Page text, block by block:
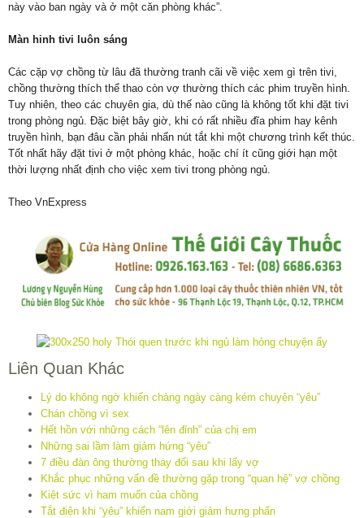
này vào ban ngày và ở một căn phòng khác”.
Màn hinh tivi luôn sáng
Các cặp vợ chồng từ lâu đã thường tranh cãi về việc xem gì trên tivi,
chồng thường thích thể thao còn vợ thường thích các phim truyền hình.
Tuy nhiên, theo các chuyên gia, dù thế nào cũng là không tốt khi đặt tivi
trong phòng ngủ. Đặc biệt bây giờ, khi có rất nhiều đĩa phim hay kênh
truyền hình, bạn đâu cần phải nhấn nút tắt khi một chương trình kết thúc.
Tốt nhất hãy đặt tivi ở một phòng khác, hoặc chí ít cũng giới hạn một
thời lượng nhất định cho việc xem tivi trong phòng ngủ.
Theo VnExpress
Liên Quan Khác
Lý do không ngờ khiến chàng ngày càng kém chuyện “yêu”
Chán chồng vì sex
Hết hồn với những cách “lên đỉnh” của chị em
Những sai lầm làm giảm hứng “yêu”
7 điều đàn ông thường thay đổi sau khi lấy vợ
Khắc phục những vấn đề thường gặp trong “quan hệ” vợ chồng
Kiệt sức vì ham muốn của chồng
Tắt điện khi “yêu” khiến nam giới giảm hưng phấn